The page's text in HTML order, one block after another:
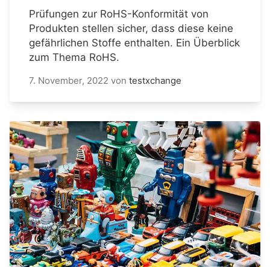
Prüfungen zur RoHS-Konformität von
Produkten stellen sicher, dass diese keine
gefährlichen Stoffe enthalten. Ein Überblick
zum Thema RoHS.
7. November, 2022 von testxchange